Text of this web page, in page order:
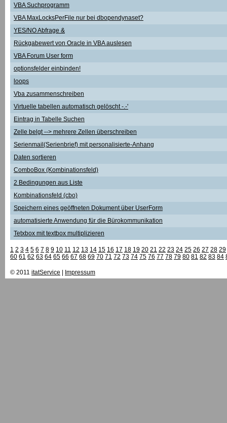
VBA Suchprogramm
VBA MaxLocksPerFile nur bei dbopendynaset?
YES/NO Abfrage &
Rückgabewert von Oracle in VBA auslesen
VBA Forum User form
optionsfelder einbinden!
loops
Vba zusammenschreiben
Virtuelle tabellen automatisch gelöscht -.-'
Eintrag in Tabelle Suchen
Zelle belgt --> mehrere Zellen überschreiben
Serienmail(Serienbrief) mit personalisierte-Anhang
Daten sortieren
ComboBox (Kombinationsfeld)
2 Bedingungen aus Liste
Kombinationsfeld (cbo)
Speichern eines geöffneten Dokument über UserForm
automatisierte Anwendung für die Bürokommunikation
Tetxbox mit textbox multiplizieren
1 2 3 4 5 6 7 8 9 10 11 12 13 14 15 16 17 18 19 20 21 22 23 24 25 26 27 28 29
60 61 62 63 64 65 66 67 68 69 70 71 72 73 74 75 76 77 78 79 80 81 82 83 84
© 2011 itatService Impressum